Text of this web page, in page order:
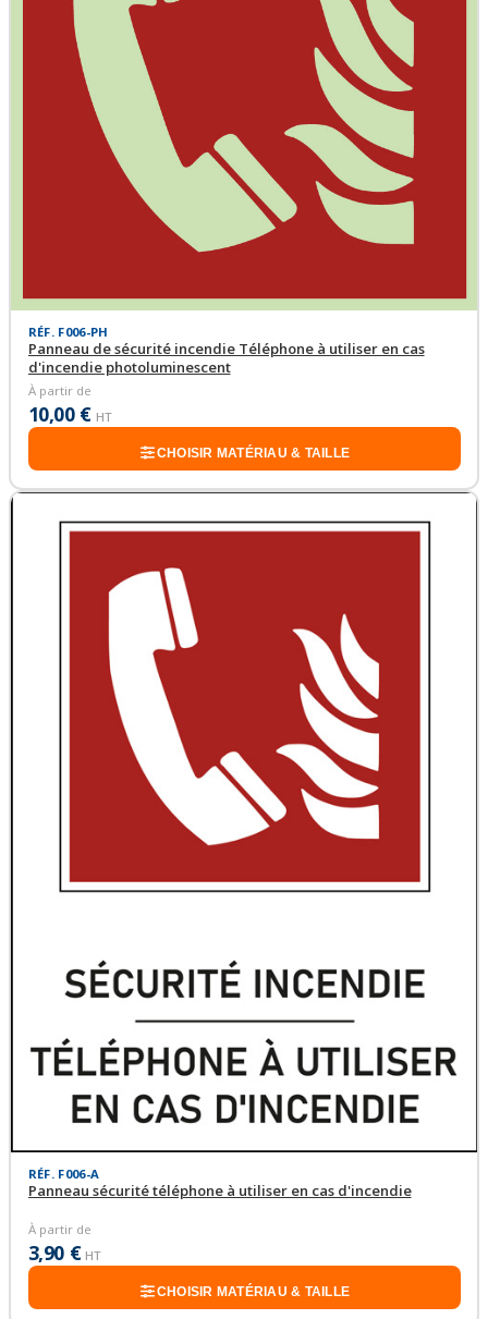
RÉF. F006-PH
Panneau de sécurité incendie Téléphone à utiliser en cas
d'incendie photoluminescent
À partir de
10,00 € HT
CHOISIR MATÉRIAU & TAILLE
RÉF. F006-A
Panneau sécurité téléphone à utiliser en cas d'incendie
À partir de
3,90 € HT
CHOISIR MATÉRIAU & TAILLE